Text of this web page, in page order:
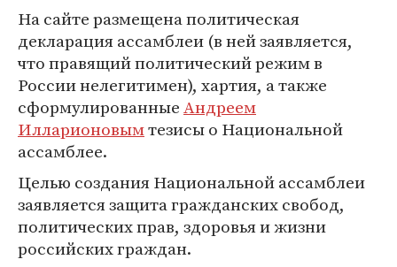
На сайте размещена политическая
декларация ассамблеи (в ней заявляется,
что правящий политический режим в
России нелегитимен), хартия, а также
сформулированныеАндреем
Илларионовымтезисы о Национальной
ассамблее.
Целью создания Национальной ассамблеи
заявляется защита гражданских свобод,
политических прав, здоровья и жизни
российских граждан.